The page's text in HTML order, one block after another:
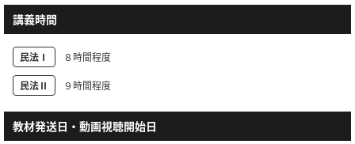
講義時間
民法Ⅰ ８時間程度
民法Ⅱ ９時間程度
教材発送日・動画視聴開始日